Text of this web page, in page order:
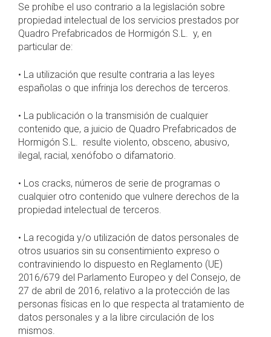
Se prohíbe el uso contrario a la legislación sobre
propiedad intelectual de los servicios prestados por
Quadro Prefabricados de Hormigón S.L. y, en
particular de:
• La utilización que resulte contraria a las leyes
españolas o que infrinja los derechos de terceros.
• La publicación o la transmisión de cualquier
contenido que, a juicio de Quadro Prefabricados de
Hormigón S.L. resulte violento, obsceno, abusivo,
ilegal, racial, xenófobo o difamatorio.
• Los cracks, números de serie de programas o
cualquier otro contenido que vulnere derechos de la
propiedad intelectual de terceros.
• La recogida y/o utilización de datos personales de
otros usuarios sin su consentimiento expreso o
contraviniendo lo dispuesto en Reglamento (UE)
2016/679 del Parlamento Europeo y del Consejo, de
27 de abril de 2016, relativo a la protección de las
personas físicas en lo que respecta al tratamiento de
datos personales y a la libre circulación de los
mismos.